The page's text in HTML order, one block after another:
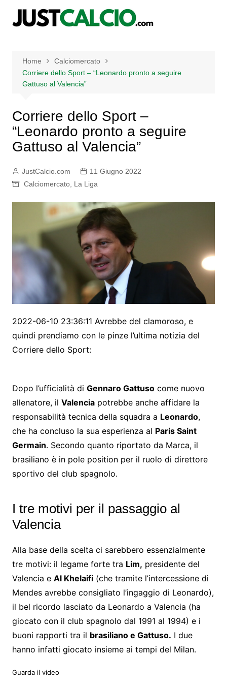
Home
Calciomercato
Corriere dello Sport – “Leonardo pronto a seguire
Gattuso al Valencia”
Corriere dello Sport –
“Leonardo pronto a seguire
Gattuso al Valencia”
JustCalcio.com
11 Giugno 2022
Calciomercato, La Liga
2022-06-10 23:36:11 Avrebbe del clamoroso, e
quindi prendiamo con le pinze l’ultima notizia del
Corriere dello Sport:
Dopo l’ufficialità di Gennaro Gattusocome nuovo
allenatore, il Valenciapotrebbe anche affidare la
responsabilità tecnica della squadra a Leonardo,
che ha concluso la sua esperienza al Paris Saint
Germain. Secondo quanto riportato da Marca, il
brasiliano è in pole position per il ruolo di direttore
sportivo del club spagnolo.
I tre motivi per il passaggio al
Valencia
Alla base della scelta ci sarebbero essenzialmente
tre motivi: il legame forte tra Lim, presidente del
Valencia e Al Khelaifi(che tramite l’intercessione di
Mendes avrebbe consigliato l’ingaggio di Leonardo),
il bel ricordo lasciato da Leonardo a Valencia (ha
giocato con il club spagnolo dal 1991 al 1994) e i
buoni rapporti tra il brasiliano e Gattuso. I due
hanno infatti giocato insieme ai tempi del Milan.
Guarda il video